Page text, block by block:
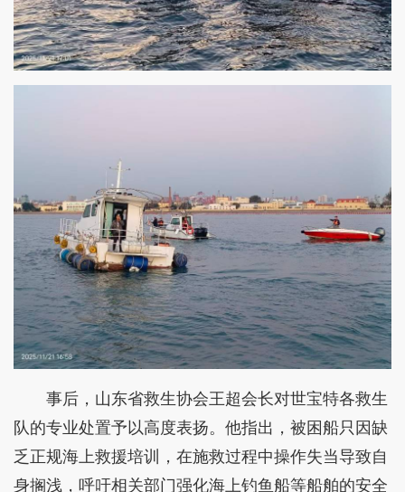
事后，山东省救生协会王超会长对世宝特各救生
队的专业处置予以高度表扬。他指出，被困船只因缺
乏正规海上救援培训，在施救过程中操作失当导致自
身搁浅，呼吁相关部门强化海上钓鱼船等船舶的安全